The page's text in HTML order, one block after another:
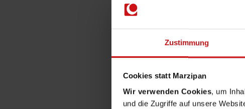
Zustimmung
Cookies statt Marzipan
Wir verwenden Cookies, um
und die Zugriffe auf unsere